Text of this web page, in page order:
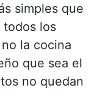
simples que
todos los
la cocina
que sea el
no quedan